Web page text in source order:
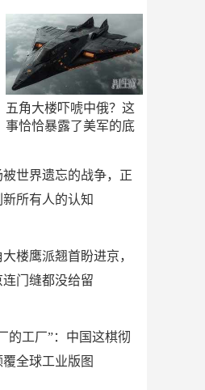
五角大楼吓唬中俄？这
事恰恰暴露了美军的底
被世界遗忘的战争，正
新所有人的认知
大楼鹰派翘首盼进京，
连门缝都没给留
的工厂”：中国这棋彻
覆全球工业版图